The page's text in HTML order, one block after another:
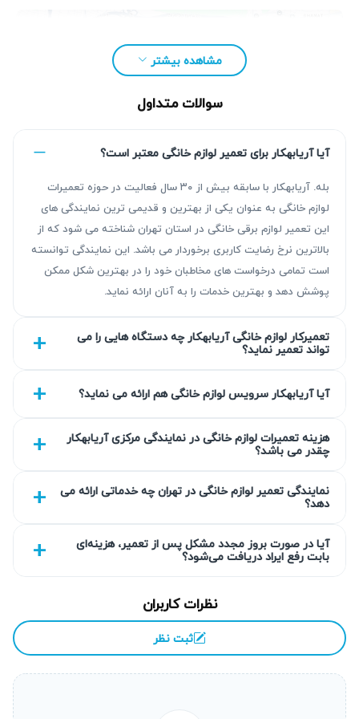
مزیت‌ آریابهکار برای تعمیر زودپز در تهرانپارس
خانگی از جمله زودپز، خدماتی قابل اتکا و تخصصی ارائه می‌دهد.
بازگشت خرابی جلوگیری شود. تمام خدمات ما با گارانتی کتبی
هزینه‌ها نیز مطابق نرخ اتحادیه و شفاف اعلام می‌شود. تیم ما
تهرانپارس است.
تمام تعمیرات زودپز در تهرانپارس با گارانتی کتبی ۹۰ روزه همراه
گارانتی شامل تمامی بخش‌های تعمیر شده می‌شود و در صورت
بروز هر گونه مشکل در مدت زمان تعیین شده، خدمات مجدد
بدون هزینه ارائه می‌گردد. این امر باعث حفظ کیفیت و
پاسخگویی مسئولانه به مشتریان ماست. شما می‌توانید با آرامش
خاطر از خدمات استفاده کنید.
مشاهده بیشتر
سوالات متداول
آیا آریابهکار برای تعمیر لوازم خانگی معتبر است؟
بله. آریابهکار با سابقه بیش از ۳۰ سال فعالیت در حوزه تعمیرات
لوازم خانگی به عنوان یکی از بهترین و قدیمی ترین نمایندگی های
این تعمیر لوازم برقی خانگی در استان تهران شناخته می شود که از
بالاترین نرخ رضایت کاربری برخوردار می باشد. این نمایندگی توانسته
است تمامی درخواست های مخاطبان خود را در بهترین شکل ممکن
پوشش دهد و بهترین خدمات را به آنان ارائه نماید.
تعمیرکار لوازم خانگی آریابهکار چه دستگاه هایی را می
تواند تعمیر نماید؟
آیا آریابهکار سرویس لوازم خانگی هم ارائه می نماید؟
هزینه تعمیرات لوازم خانگی در نمایندگی مرکزی آریابهکار
چقدر می باشد؟
نمایندگی تعمیر لوازم خانگی در تهران چه خدماتی ارائه می
دهد؟
آیا در صورت بروز مجدد مشکل پس از تعمیر، هزینه‌ای
بابت رفع ایراد دریافت می‌شود؟
نظرات کاربران
ثبت نظر